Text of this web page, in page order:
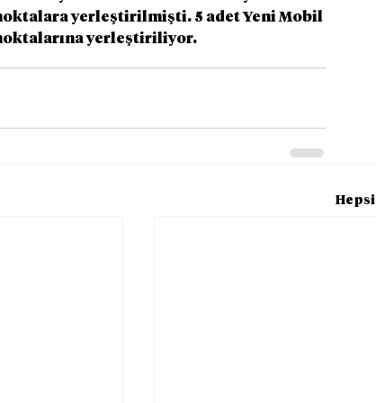
yerleştirilmişti. 5 adet Yeni Mobil
yerleştiriliyor.